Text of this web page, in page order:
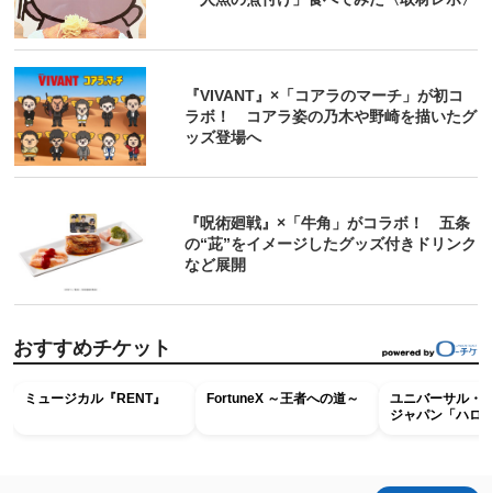
『VIVANT』×「コアラのマーチ」が初コ
ラボ！ コアラ姿の乃木や野崎を描いたグ
ッズ登場へ
『呪術廻戦』×「牛角」がコラボ！ 五条
の“茈”をイメージしたグッズ付きドリンク
など展開
おすすめチケット
ミュージカル『RENT』 FortuneX ～王者への道～
ユニバーサル・
ジャパン「ハロ